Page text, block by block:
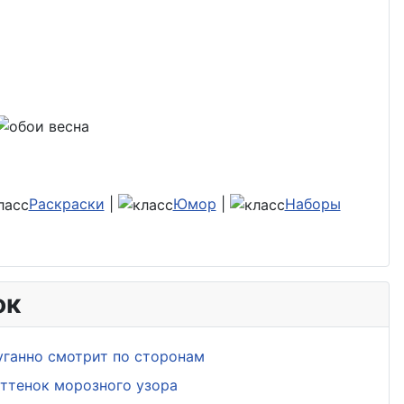
Раскраски Юмор Наборы
смотрит по сторонам
морозного узора